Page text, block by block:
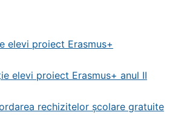
elevi proiect Erasmus+
elevi proiect Erasmus+ anul II
rechizitelor școlare gratuite